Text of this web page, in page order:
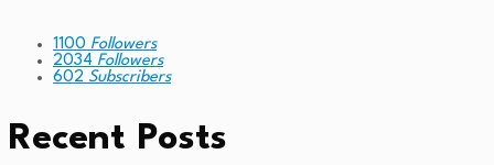
1100 Followers
2034 Followers
602 Subscribers
Recent Posts